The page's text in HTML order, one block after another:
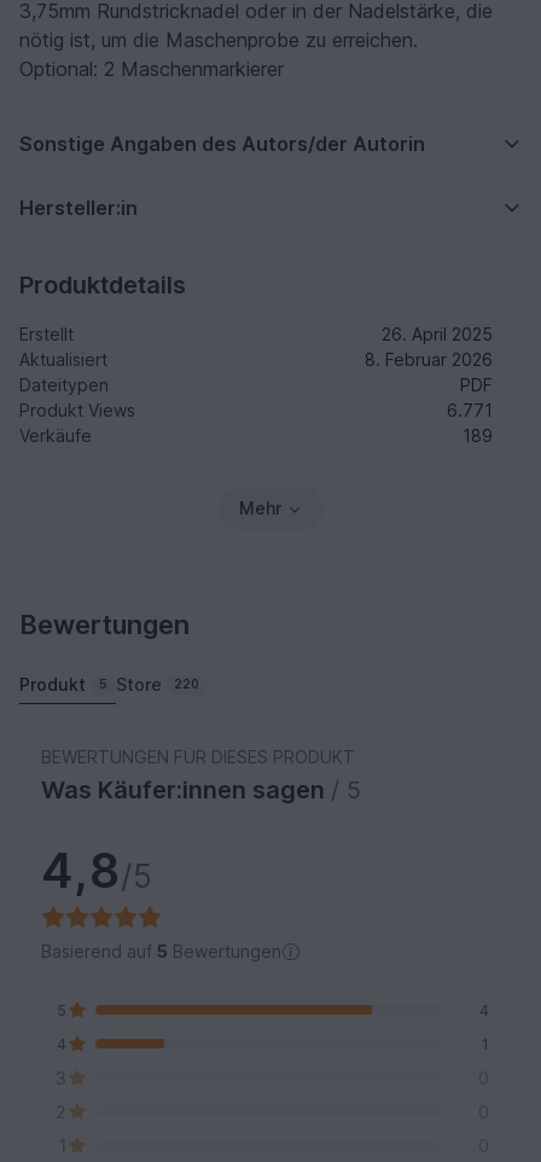
3,75mm Rundstricknadel oder in der Nadelstärke, die
nötig ist, um die Maschenprobe zu erreichen.
Optional: 2 Maschenmarkierer
Sonstige Angaben des Autors/der Autorin
Hersteller:in
Produktdetails
Erstellt
26. April 2025
Aktualisiert
8. Februar 2026
Dateitypen
PDF
Produkt Views
6.771
Verkäufe
189
Mehr
Bewertungen
Produkt 5 Store 220
BEWERTUNGEN FÜR DIESES PRODUKT
Was Käufer:innen sagen / 5
4,8/5
Basierend auf 5 Bewertungen
5
4
4
1
3
0
2
0
1
0